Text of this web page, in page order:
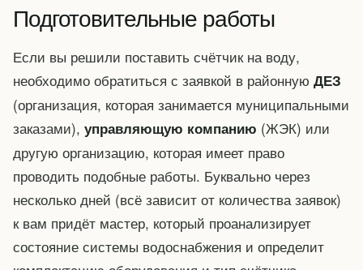
Подготовительные работы
Если вы решили поставить счётчик на воду,
необходимо обратиться с заявкой в районную ДЕЗ
(организация, которая занимается муниципальными
заказами), управляющую компанию (ЖЭК) или
другую организацию, которая имеет право
проводить подобные работы. Буквально через
несколько дней (всё зависит от количества заявок)
к вам придёт мастер, который проанализирует
состояние системы водоснабжения и определит